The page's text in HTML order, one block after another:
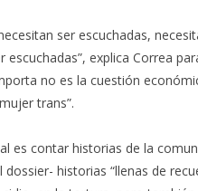
ser escuchadas,
explica Correa
no es la cuestión
trans”.
es contar historias de la
historias “llenas de